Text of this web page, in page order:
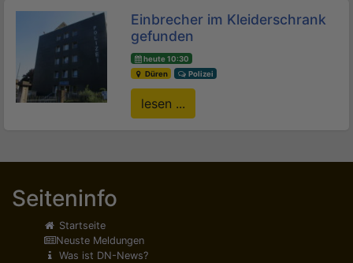
Einbrecher im Kleiderschrank
gefunden
heute 10:30
Düren
Polizei
lesen ...
Seiteninfo
Startseite
Neuste Meldungen
Was ist DN-News?